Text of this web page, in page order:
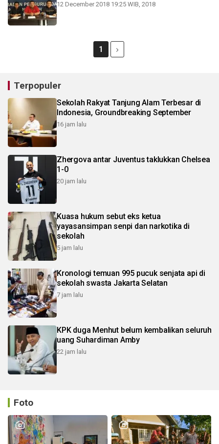
12 December 2018 19:25 WIB, 2018
1
Terpopuler
Sekolah Rakyat Tanjung Alam Terbesar di
Indonesia, Groundbreaking September
16 jam lalu
Zhergova antar Juventus taklukkan Chelsea
1-0
20 jam lalu
Kuasa hukum sebut eks ketua
yayasansimpan senpi dan narkotika di
sekolah
5 jam lalu
Kronologi temuan 995 pucuk senjata api di
sekolah swasta Jakarta Selatan
7 jam lalu
KPK duga Menhut belum kembalikan seluruh
uang Suhardiman Amby
22 jam lalu
Foto